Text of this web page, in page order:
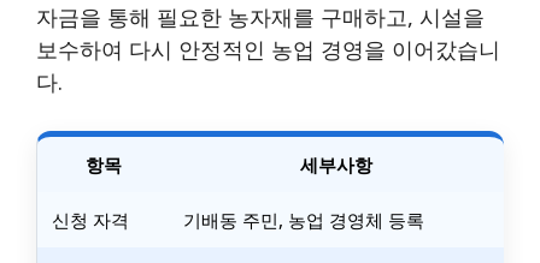
자금을 통해 필요한 농자재를 구매하고, 시설을
보수하여 다시 안정적인 농업 경영을 이어갔습니
다.
항목 세부사항
신청 자격 기배동 주민, 농업 경영체 등록